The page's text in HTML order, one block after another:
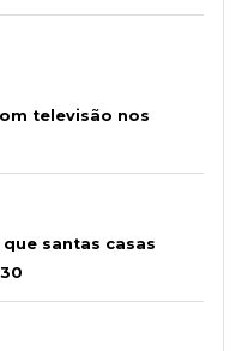
televisão nos
santas casas